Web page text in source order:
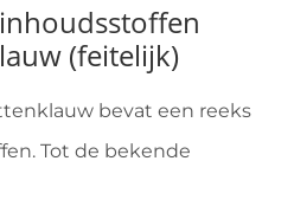
(feitelijk)
bevat een reeks
Tot de bekende